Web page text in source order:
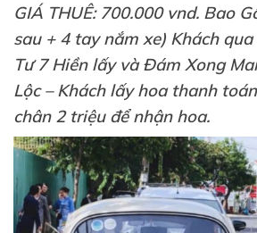
GIÁ THUÊ: 700.000 vnd. Bao
sau + 4 tay nắm xe) Khách
Tư 7 Hiền lấy và Đám Xong
Lộc – Khách lấy hoa thanh
chân 2 triệu để nhận hoa.